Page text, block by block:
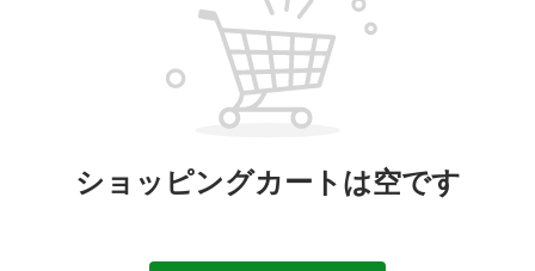
ショッピングカートは空です